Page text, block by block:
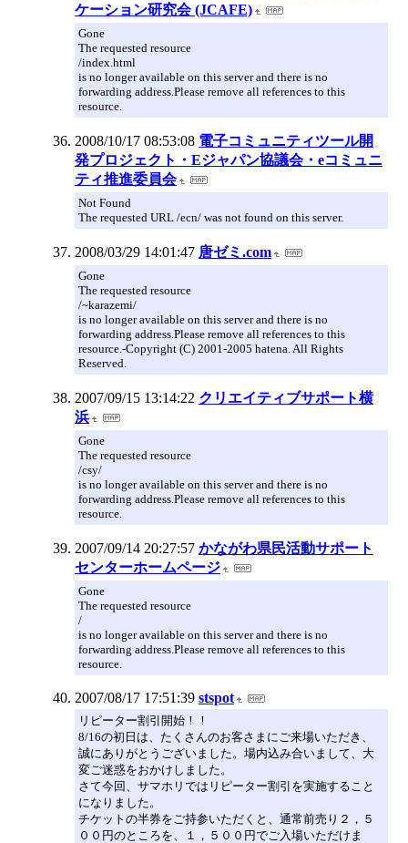
ケーション研究会 (JCAFE)
Gone
The requested resource
/index.html
is no longer available on this server and there is no
forwarding address.Please remove all references to this
resource.
2008/10/17 08:53:08 電子コミュニティツール開
発プロジェクト・Eジャパン協議会・eコミュニ
ティ推進委員会
Not Found
The requested URL /ecn/ was not found on this server.
2008/03/29 14:01:47 唐ゼミ.com
Gone
The requested resource
/~karazemi/
is no longer available on this server and there is no
forwarding address.Please remove all references to this
resource.-Copyright (C) 2001-2005 hatena. All Rights
Reserved.
2007/09/15 13:14:22 クリエイティブサポート横
浜
Gone
The requested resource
/csy/
is no longer available on this server and there is no
forwarding address.Please remove all references to this
resource.
2007/09/14 20:27:57 かながわ県民活動サポート
センターホームページ
Gone
The requested resource
/
is no longer available on this server and there is no
forwarding address.Please remove all references to this
resource.
2007/08/17 17:51:39 stspot
リピーター割引開始！！
8/16の初日は、たくさんのお客さまにご来場いただき、
誠にありがとうございました。場内込み合いまして、大
変ご迷惑をおかけしました。
さて今回、サマホリではリピーター割引を実施すること
になりました。
チケットの半券をご持参いただくと、通常前売り２，５
００円のところを、１，５００円でご入場いただけま